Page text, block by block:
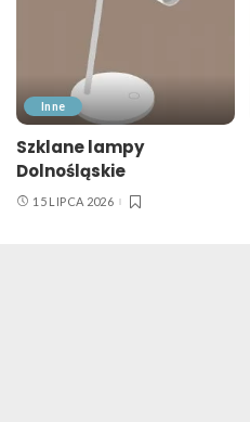
Inne
Szklane lampy
Dolnośląskie
15 LIPCA 2026